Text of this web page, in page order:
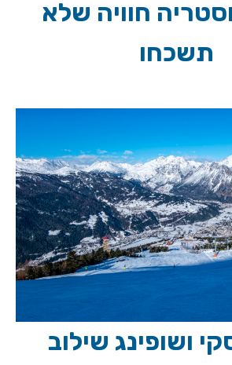
חוויה שלא
תשכחו
ושופינג שילוב